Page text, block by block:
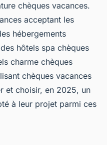
chèques vacances.
acceptant les
hébergements
hôtels spa chèques
charme chèques
chèques vacances
et choisir, en 2025, un
à leur projet parmi ces